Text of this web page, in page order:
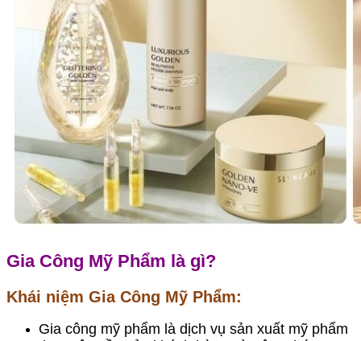
Gia Công Mỹ Phẩm là gì?
Khái niệm Gia Công Mỹ Phẩm:
Gia công mỹ phẩm là dịch vụ sản xuất mỹ phẩm